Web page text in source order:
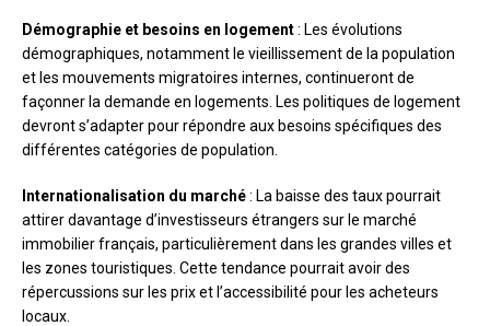
Démographie et besoins en logement: Les évolutions
démographiques, notamment le vieillissement de la population
et les mouvements migratoires internes, continueront de
façonner la demande en logements. Les politiques de logement
devront s’adapter pour répondre aux besoins spécifiques des
différentes catégories de population.
Internationalisation du marché: La baisse des taux pourrait
attirer davantage d’investisseurs étrangers sur le marché
immobilier français, particulièrement dans les grandes villes et
les zones touristiques. Cette tendance pourrait avoir des
répercussions sur les prix et l’accessibilité pour les acheteurs
locaux.